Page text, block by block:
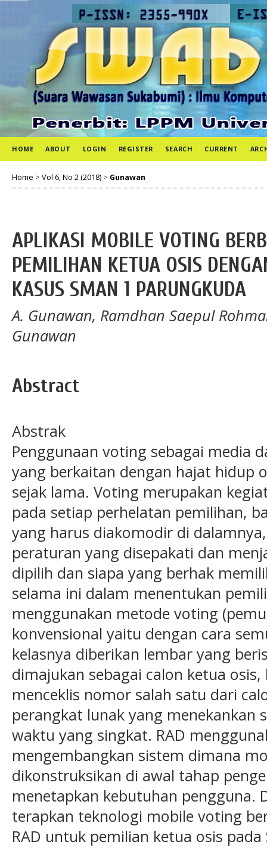
HOME ABOUT LOGIN REGISTER SEARCH CURRENT
Home > Vol 6, No 2 (2018) > Gunawan
APLIKASI MOBILE VOTING
PEMILIHAN KETUA OSIS
KASUS SMAN 1 PARUNGKUDA
A. Gunawan, Ramdhan Saepul
Gunawan
Abstract
Abstrak
Penggunaan voting sebagai media
yang berkaitan dengan hajat hidup
sejak lama. Voting merupakan
pada setiap perhelatan pemilihan,
yang harus diakomodir di
peraturan yang disepakati dan
dipilih dan siapa yang berhak
selama ini dalam menentukan
menggunakan metode voting
konvensional yaitu dengan cara
kelasnya diberikan lembar yang
dimajukan sebagai calon ketua
menceklis nomor salah satu dari
perangkat lunak yang menekankan
waktu yang singkat. RAD
mengembangkan sistem dimana
dikonstruksikan di awal tahap
menetapkan kebutuhan pengguna.
terapkan teknologi mobile voting
RAD untuk pemilian ketua osis